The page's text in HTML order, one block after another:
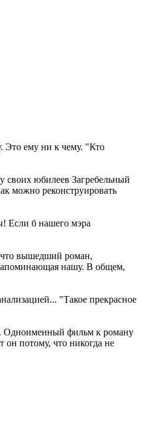
Это ему ни к чему. "Кто
своих юбилеев Загребельный
можно реконструировать
Если б нашего мэра
что вышедший роман,
нашу. В общем,
"Такое прекрасное
Одноименный фильм к роману
потому, что никогда не